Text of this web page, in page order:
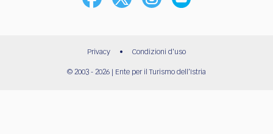
Privacy • Condizioni d'uso
© 2003 - 2026 | Ente per il Turismo dell’Istria